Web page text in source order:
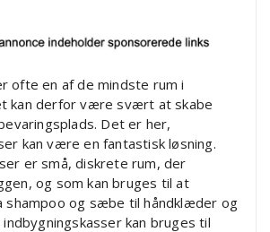
ofte en af de mindste rum i
kan derfor være svært at skabe
Det er her,
kan være en fantastisk løsning.
er små, diskrete rum, der
og som kan bruges til at
shampoo og sæbe til håndklæder og
kan bruges til